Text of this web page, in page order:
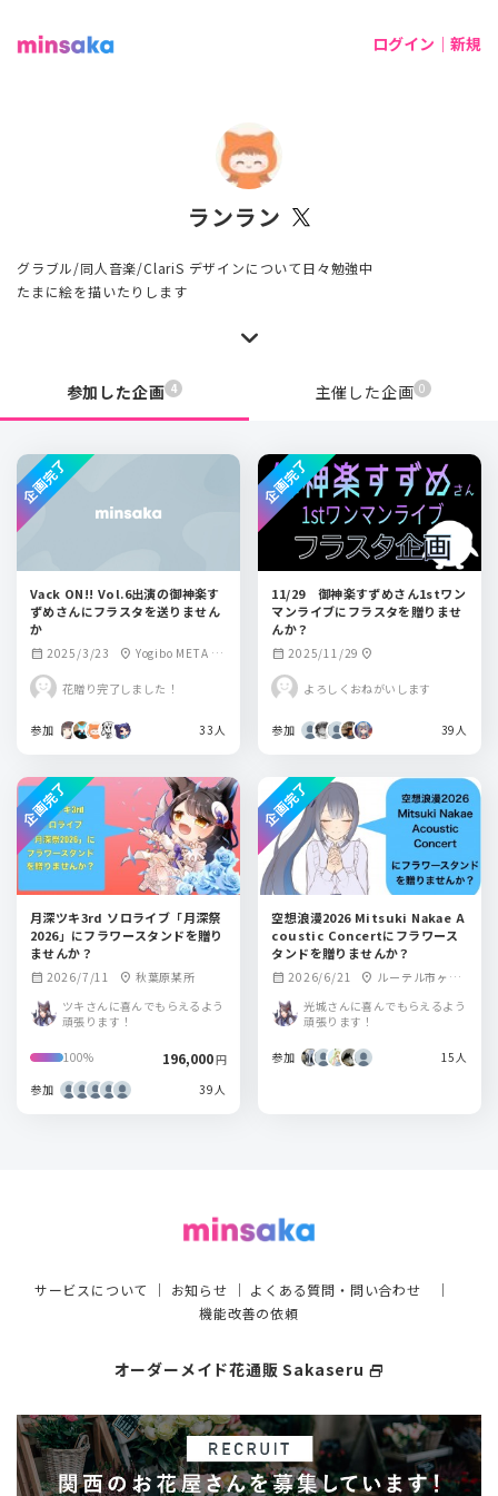
ログイン｜新規
ランラン
グラブル/同人音楽/ClariS デザインについて日々勉強中
たまに絵を描いたりします
参加した企画 4 主催した企画 0
Vack ON!! Vol.6出演の御神楽す
ずめさんにフラスタを送りません
か
calendar_month 2025/3/23 location_on Yogibo META V
花贈り完了しました！
参加 33人
企画完了
11/29 御神楽すずめさん1stワン
マンライブにフラスタを贈りませ
んか？
calendar_month 2025/11/29 location_on
よろしくおねがいします
参加 39人
企画完了
月深ツキ3rd ソロライブ「月深祭
2026」にフラワースタンドを贈り
ませんか？
calendar_month 2026/7/11 location_on 秋葉原某所
ツキさんに喜んでもらえるよう
頑張ります！
100% 196,000円
参加
39人
企画完了
空想浪漫2026 Mitsuki Nakae A
coustic Concertにフラワース
タンドを贈りませんか？
calendar_month 2026/6/21 location_on ルーテル市ヶ谷
光城さんに喜んでもらえるよう
頑張ります！
参加 15人
企画完了
サービスについて ｜ お知らせ ｜ よくある質問・問い合わせ ｜
機能改善の依頼
オーダーメイド花通販 Sakaseru select_window